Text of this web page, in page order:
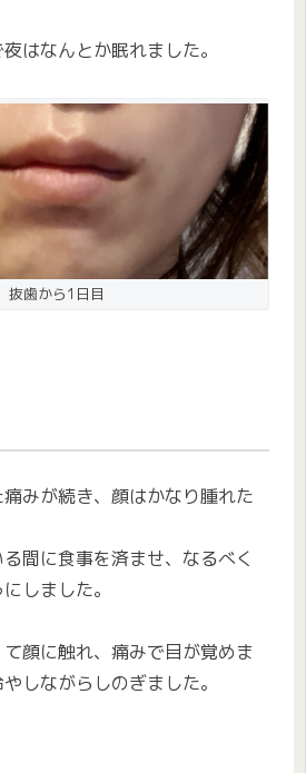
はなんとか眠れました。
抜歯から1日目
みが続き、顔はかなり腫れた
間に食事を済ませ、なるべく
しました。
顔に触れ、痛みで目が覚めま
しながらしのぎました。